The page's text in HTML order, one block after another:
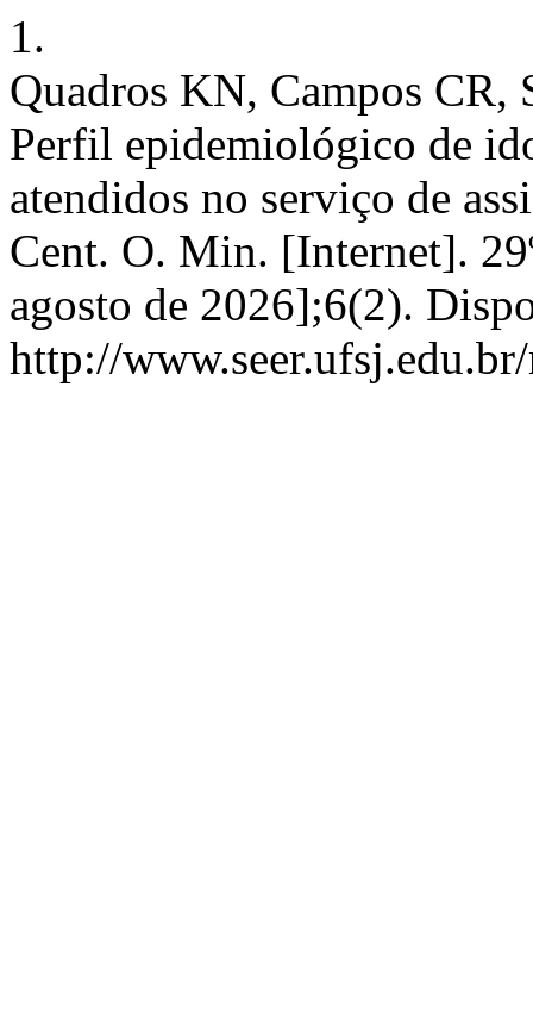
1.
Quadros KN, Campos CR,
Perfil epidemiológico de
atendidos no serviço de
Cent. O. Min. [Internet].
agosto de 2026];6(2).
http://